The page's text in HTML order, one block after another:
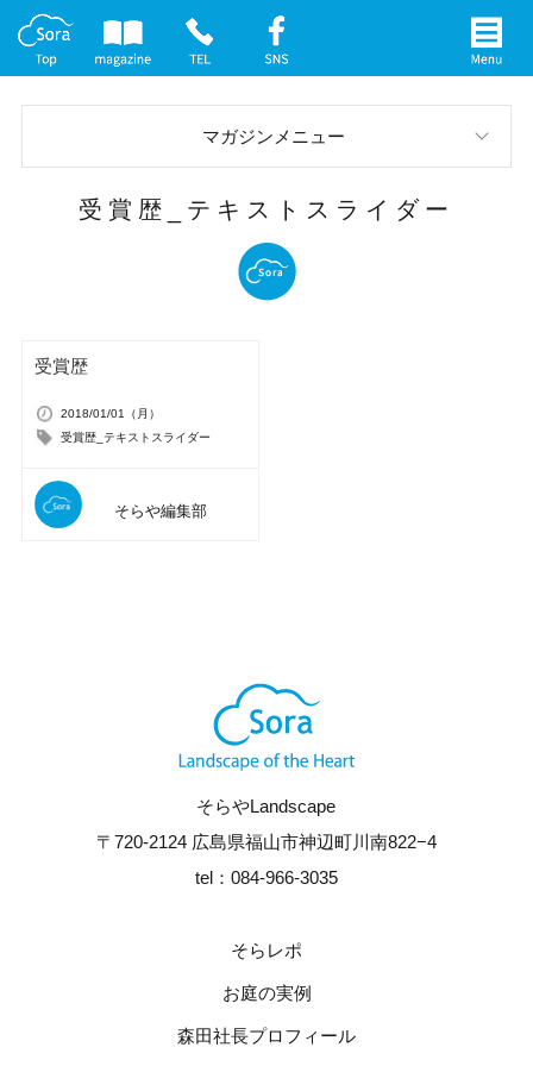
マガジンメニュー
スタッフブログ
お庭の実例
社長インタビュー
受賞歴_テキストスライダー
受賞歴
2018/01/01（月）
受賞歴_テキストスライダー
そらや編集部
そらやLandscape
〒720-2124 広島県福山市神辺町川南822−4
tel：084-966-3035
そらレポ
お庭の実例
森田社長プロフィール